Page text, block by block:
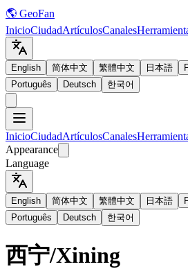
🌎 GeoFan
InicioCiudadArtículosCanales
English 简体中文 繁體中文 日本語
Português
Deutsch 한국어
InicioCiudadArtículosCanales
Appearance
Language
English 简体中文 繁體中文 日本語
Português
Deutsch 한국어
西宁/Xining